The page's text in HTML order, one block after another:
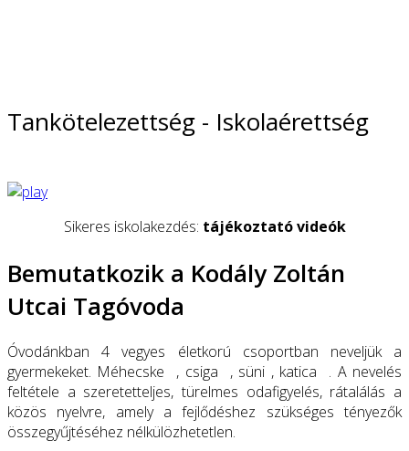
Tankötelezettség - Iskolaérettség
Sikeres iskolakezdés: tájékoztató videók
Bemutatkozik a Kodály Zoltán
Utcai Tagóvoda
Óvodánkban 4 vegyes életkorú csoportban neveljük a
gyermekeket. Méhecske , csiga , süni , katica . A nevelés
feltétele a szeretetteljes, türelmes odafigyelés, rátalálás a
közös nyelvre, amely a fejlődéshez szükséges tényezők
összegyűjtéséhez nélkülözhetetlen.